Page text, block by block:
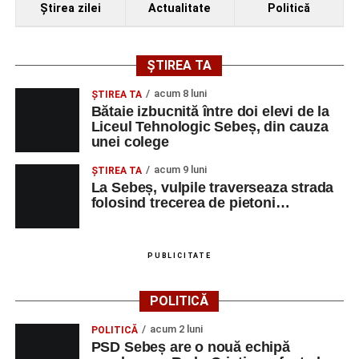
Ştirea zilei Actualitate Politică
ȘTIREA TA
ŞTIREA TA acum 8 luni
Bătaie izbucnită între doi elevi de la
Liceul Tehnologic Sebeș, din cauza
unei colege
ŞTIREA TA acum 9 luni
La Sebeș, vulpile traverseaza strada
folosind trecerea de pietoni…
PUBLICITATE
POLITICĂ
POLITICĂ acum 2 luni
PSD Sebeș are o nouă echipă